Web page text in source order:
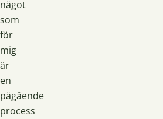
något
som
för
mig
är
en
pågående
process